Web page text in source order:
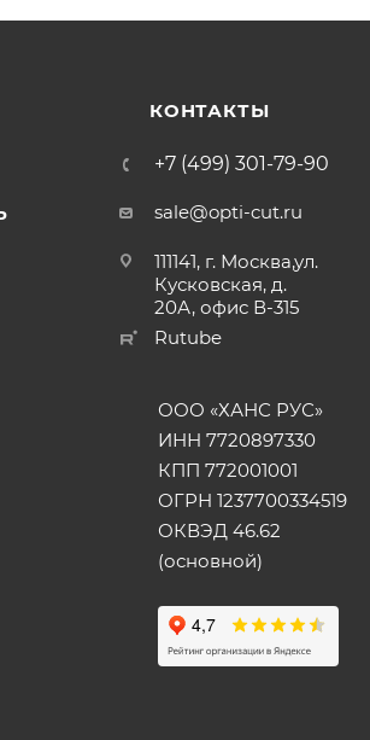
КОНТАКТЫ
+7 (499) 301-79-90
sale@opti-cut.ru
111141, г. Москва,ул.
Кусковская, д.
20А, офис В-315
Rutube
ООО «ХАНС РУС»
ИНН 7720897330
КПП 772001001
ОГРН 1237700334519
ОКВЭД 46.62
(основной)